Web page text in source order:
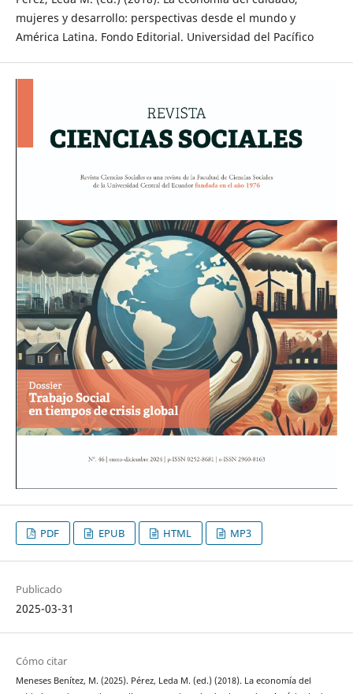
mujeres y desarrollo: perspectivas desde el mundo y
América Latina. Fondo Editorial. Universidad del Pacífico
PDF EPUB HTML MP3
Publicado
2025-03-31
Cómo citar
Meneses Benítez, M. (2025). Pérez, Leda M. (ed.) (2018). La economía del